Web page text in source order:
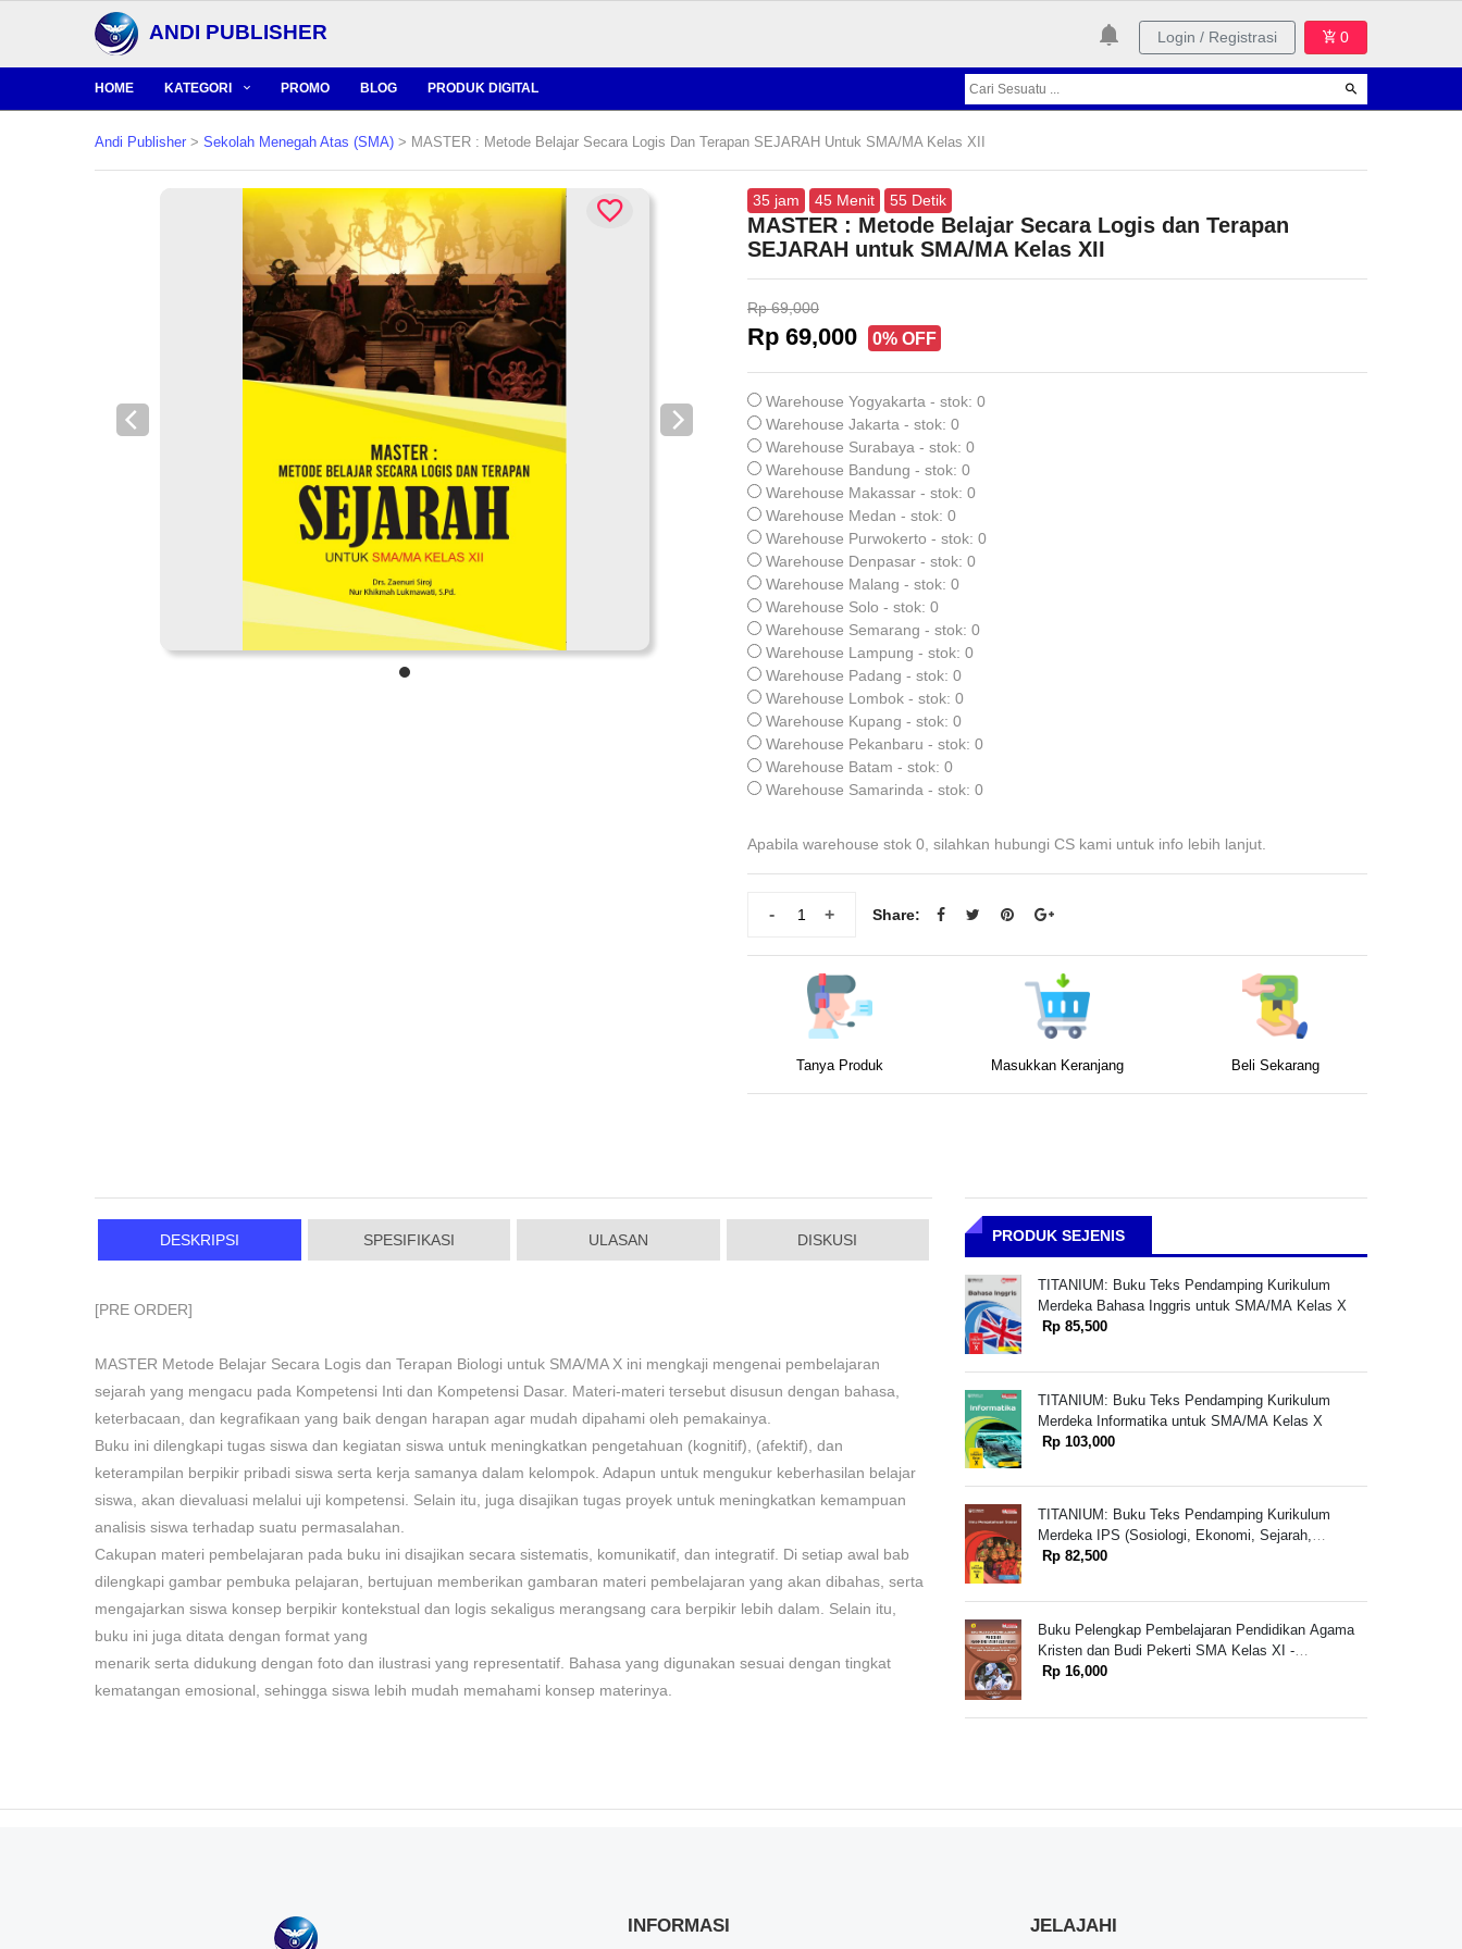
ANDI PUBLISHER Login / Registrasi 0
HOME KATEGORI PROMO BLOG PRODUK DIGITAL
Andi Publisher > Sekolah Menegah Atas (SMA) > MASTER : Metode Belajar Secara Logis Dan Terapan SEJARAH Untuk SMA/MA Kelas XII
35 jam 45 Menit 54 Detik
MASTER : Metode Belajar Secara Logis dan Terapan
SEJARAH untuk SMA/MA Kelas XII
Rp 69,000
Rp 69,000 0% OFF
Warehouse Yogyakarta - stok: 0
Warehouse Jakarta - stok: 0
Warehouse Surabaya - stok: 0
Warehouse Bandung - stok: 0
Warehouse Makassar - stok: 0
Warehouse Medan - stok: 0
Warehouse Purwokerto - stok: 0
Warehouse Denpasar - stok: 0
Warehouse Malang - stok: 0
Warehouse Solo - stok: 0
Warehouse Semarang - stok: 0
Warehouse Lampung - stok: 0
Warehouse Padang - stok: 0
Warehouse Lombok - stok: 0
Warehouse Kupang - stok: 0
Warehouse Pekanbaru - stok: 0
Warehouse Batam - stok: 0
Warehouse Samarinda - stok: 0
Apabila warehouse stok 0, silahkan hubungi CS kami untuk info lebih lanjut.
+
- Share:
Tanya Produk Masukkan Keranjang Beli Sekarang
DESKRIPSI SPESIFIKASI ULASAN DISKUSI
[PRE ORDER]
MASTER Metode Belajar Secara Logis dan Terapan Biologi untuk SMA/MA X ini mengkaji mengenai pembelajaran
sejarah yang mengacu pada Kompetensi Inti dan Kompetensi Dasar. Materi-materi tersebut disusun dengan bahasa,
keterbacaan, dan kegrafikaan yang baik dengan harapan agar mudah dipahami oleh pemakainya.
Buku ini dilengkapi tugas siswa dan kegiatan siswa untuk meningkatkan pengetahuan (kognitif), (afektif), dan
keterampilan berpikir pribadi siswa serta kerja samanya dalam kelompok. Adapun untuk mengukur keberhasilan belajar
siswa, akan dievaluasi melalui uji kompetensi. Selain itu, juga disajikan tugas proyek untuk meningkatkan kemampuan
analisis siswa terhadap suatu permasalahan.
Cakupan materi pembelajaran pada buku ini disajikan secara sistematis, komunikatif, dan integratif. Di setiap awal bab
dilengkapi gambar pembuka pelajaran, bertujuan memberikan gambaran materi pembelajaran yang akan dibahas, serta
mengajarkan siswa konsep berpikir kontekstual dan logis sekaligus merangsang cara berpikir lebih dalam. Selain itu,
buku ini juga ditata dengan format yang
menarik serta didukung dengan foto dan ilustrasi yang representatif. Bahasa yang digunakan sesuai dengan tingkat
kematangan emosional, sehingga siswa lebih mudah memahami konsep materinya.
PRODUK SEJENIS
TITANIUM: Buku Teks Pendamping Kurikulum
Merdeka Bahasa Inggris untuk SMA/MA Kelas X
Rp 85,500
TITANIUM: Buku Teks Pendamping Kurikulum
Merdeka Informatika untuk SMA/MA Kelas X
Rp 103,000
TITANIUM: Buku Teks Pendamping Kurikulum
Merdeka IPS (Sosiologi, Ekonomi, Sejarah,
Geografi ) untuk SMA/MA Kelas X
Rp 82,500
Buku Pelengkap Pembelajaran Pendidikan Agama
Kristen dan Budi Pekerti SMA Kelas XI -
Mengutamakan Pembangunan Karakter Kristiani
Rp 16,000
INFORMASI JELAJAHI